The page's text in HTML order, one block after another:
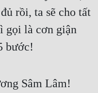
rồi, ta sẽ cho tất
gọi là cơn giận
bước!
Sâm Lâm!